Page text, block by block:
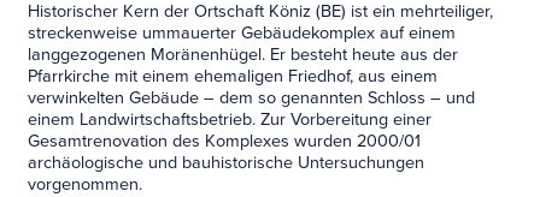
Historischer Kern der Ortschaft Köniz (BE) ist ein mehrteiliger,
streckenweise ummauerter Gebäudekomplex auf einem
langgezogenen Moränenhügel. Er besteht heute aus der
Pfarrkirche mit einem ehemaligen Friedhof, aus einem
verwinkelten Gebäude – dem so genannten Schloss – und
einem Landwirtschaftsbetrieb. Zur Vorbereitung einer
Gesamtrenovation des Komplexes wurden 2000/01
archäologische und bauhistorische Untersuchungen
vorgenommen.